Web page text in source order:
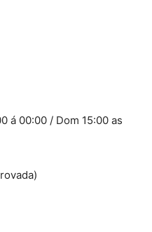
á 00:00 / Dom 15:00 as